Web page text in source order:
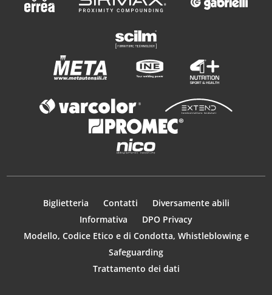
Biglietteria Contatti
Diversamente abili
Informativa
DPO Privacy
Modello, Codice Etico e di Condotta, Whistleblowing e
Safeguarding
Trattamento dei dati